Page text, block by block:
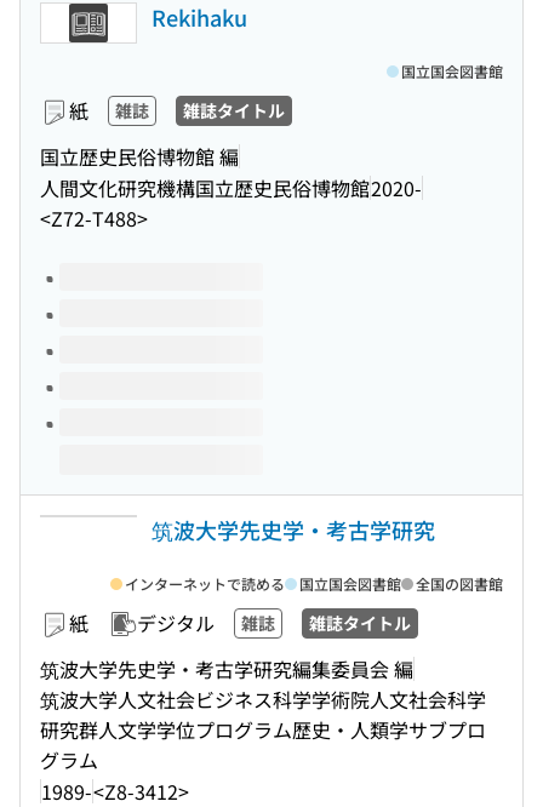
Rekihaku
紙 雑誌 雑誌タイトル
国立歴史民俗博物館 編
人間文化研究機構国立歴史民俗博物館2020-
<Z72-T488>
国立国会図書館
このタイトルの巻号
筑波大学先史学・考古学研究
紙 デジタル 雑誌 雑誌タイトル
筑波大学先史学・考古学研究編集委員会 編
筑波大学人文社会ビジネス科学学術院人文社会科学
研究群人文学学位プログラム歴史・人類学サブプロ
グラム
1989-<Z8-3412>
インターネットで読める 国立国会図書館 全国の図書館